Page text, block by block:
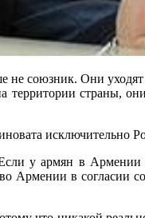
союзник. Они
страны, они
исключительно
у армян в
Армении в согласии